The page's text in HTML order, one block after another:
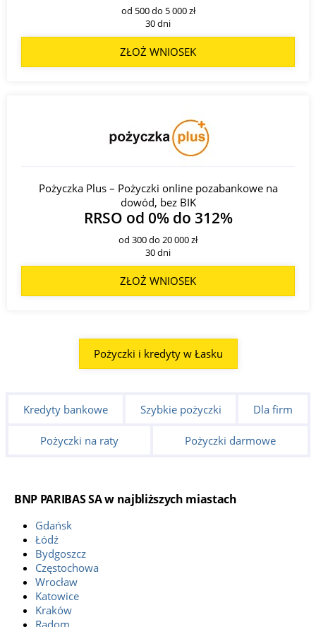
od 500 do 5 000 zł
30 dni
ZŁOŻ WNIOSEK
Pożyczka Plus – Pożyczki online pozabankowe na
dowód, bez BIK
RRSO od 0% do 312%
od 300 do 20 000 zł
30 dni
ZŁOŻ WNIOSEK
Pożyczki i kredyty w Łasku
Kredyty bankowe Szybkie pożyczki Dla firm
Pożyczki na raty Pożyczki darmowe
BNP PARIBAS SA w najbliższych miastach
Gdańsk
Łódź
Bydgoszcz
Częstochowa
Wrocław
Katowice
Kraków
Radom